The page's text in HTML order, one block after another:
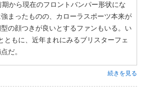
から現在のフロントバンパー形状にな
まったものの、カローラスポーツ本来が
の顔つきが良いとするファンもいる。い
ともに、近年まれにみるブリスターフェ
だ。
続きを見る